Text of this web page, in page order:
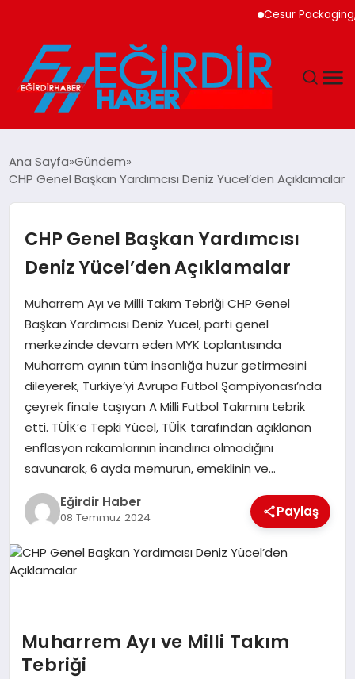
Cesur Packaging,
EKONOMI
GÜNDEM
MAGAZIN
SIYASET
SPOR
TEKNOLOJI
YAŞAM
Ana Sayfa Gündem
CHP Genel Başkan Yardımcısı Deniz Yücel’den Açıklamalar
CHP Genel Başkan Yardımcısı
Deniz Yücel’den Açıklamalar
Muharrem Ayı ve Milli Takım Tebriği CHP Genel
Başkan Yardımcısı Deniz Yücel, parti genel
merkezinde devam eden MYK toplantısında
Muharrem ayının tüm insanlığa huzur getirmesini
dileyerek, Türkiye’yi Avrupa Futbol Şampiyonası’nda
çeyrek finale taşıyan A Milli Futbol Takımını tebrik
etti. TÜİK’e Tepki Yücel, TÜİK tarafından açıklanan
enflasyon rakamlarının inandırıcı olmadığını
savunarak, 6 ayda memurun, emeklinin ve…
Eğirdir Haber
08 Temmuz 2024 Paylaş
Muharrem Ayı ve Milli Takım
Tebriği